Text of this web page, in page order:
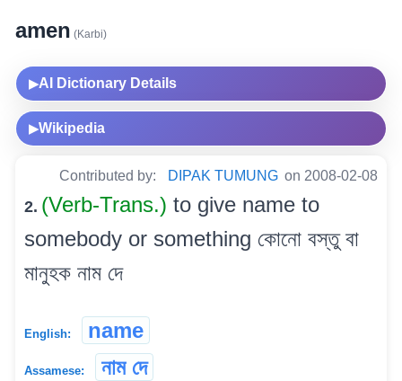
amen (Karbi)
▶AI Dictionary Details
▶Wikipedia
Contributed by: DIPAK TUMUNG on 2008-02-08
2. (Verb-Trans.) to give name to
somebody or something কোনো বস্তু বা
মানুহক নাম দে
English: name
Assamese: নাম দে